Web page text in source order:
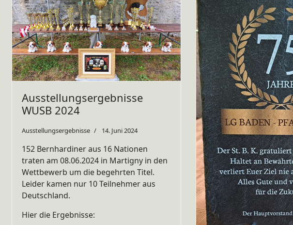
Ausstellungsergebnisse
WUSB 2024
Ausstellungsergebnisse 14. Juni 2024
152 Bernhardiner aus 16 Nationen
traten am 08.06.2024 in Martigny in den
Wettbewerb um die begehrten Titel.
Leider kamen nur 10 Teilnehmer aus
Deutschland.
Hier die Ergebnisse: